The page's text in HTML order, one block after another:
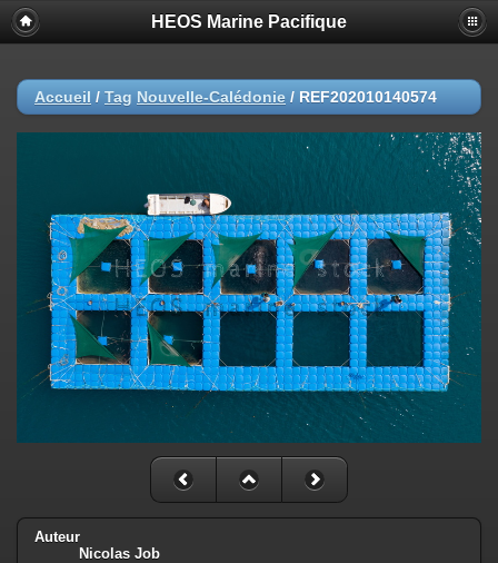
HEOS Marine Pacifique
Accueil / Tag Nouvelle-Calédonie / REF202010140574
Auteur
Nicolas Job